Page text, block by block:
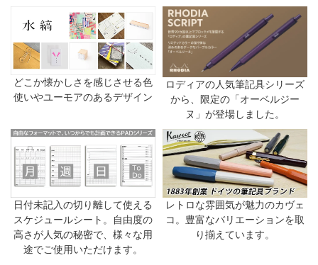
どこか懐かしさを感じさせる色
使いやユーモアのあるデザイン
ロディアの人気筆記具シリーズ
から、限定の「オーベルジー
ヌ」が登場しました。
日付未記入の切り離して使える
スケジュールシート。自由度の
高さが人気の秘密で、様々な用
途でご使用いただけます。
レトロな雰囲気が魅力のカヴェ
コ。豊富なバリエーションを取
り揃えています。